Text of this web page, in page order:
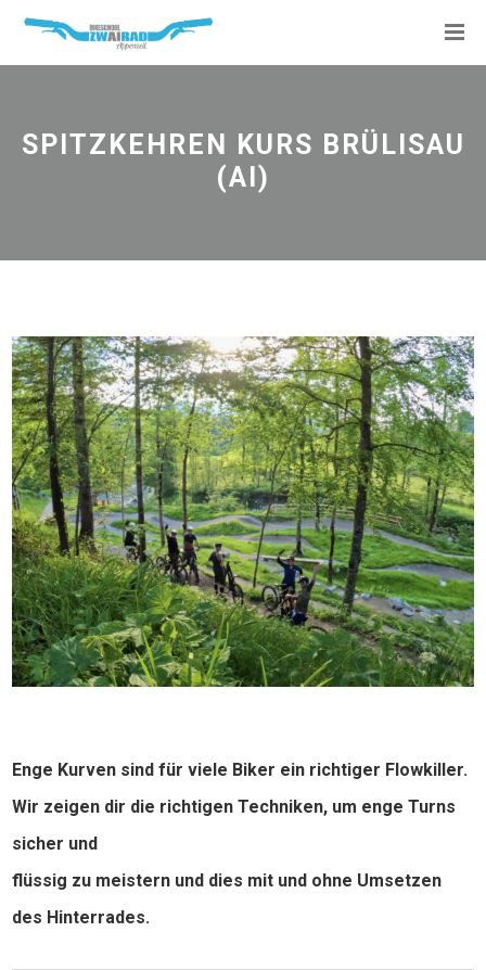
SPITZKEHREN KURS BRÜLISAU
(AI)
Enge Kurven sind für viele Biker ein richtiger Flowkiller.
Wir zeigen dir die richtigen Techniken, um enge Turns
sicher und
flüssig zu meistern und dies mit und ohne Umsetzen
des Hinterrades.